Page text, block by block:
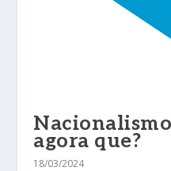
agora que?
18/03/2024